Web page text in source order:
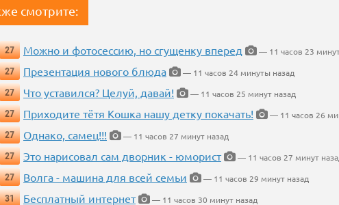
смотрите:
27 Можно и фотосессию, но сгущенку вперед
— 11 часов 23
27
Презентация нового блюда
— 11 часов 24 минуты назад
27
Что уставился? Целуй, давай!
— 11 часов 25 минут назад
27
Приходите тётя Кошка нашу детку покачать!
— 11 часов 26
27
Однако, самец!!!
— 11 часов 27 минут назад
27
Это нарисовал сам дворник - юморист
— 11 часов 27 минут
27
Волга - машина для всей семьи
— 11 часов 29 минут назад
31
Бесплатный интернет
— 11 часов 30 минут назад